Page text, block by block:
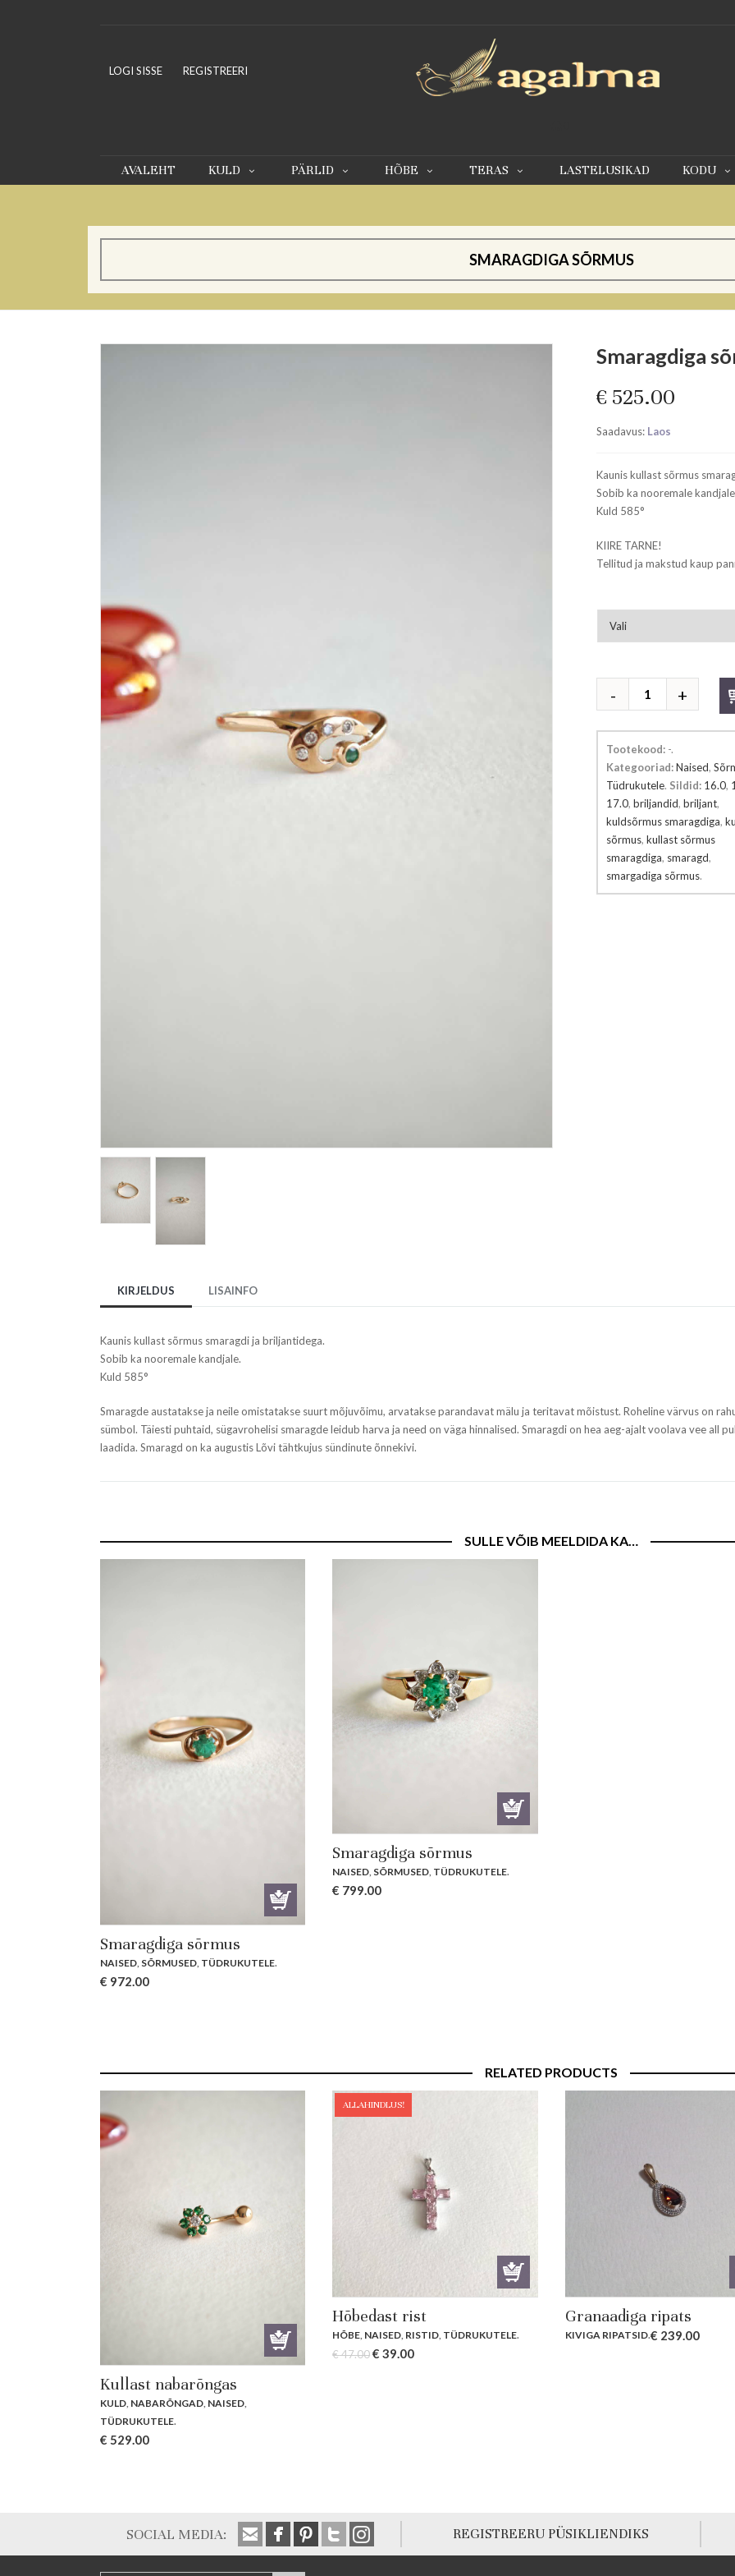
LOGI SISSE REGISTREERI
AVALEHT KULD PÄRLID HÕBE TERAS LASTELUSIKAD KODU
SMARAGDIGA SÕRMUS
Smaragdiga
€ 525.00
Saadavus: Laos
Kaunis kullast sõrmus
Sobib ka nooremale
Kuld 585°
KIIRE TARNE!
Tellitud ja makstud kaup
Tootekood: -.
Kategooriad:Naised,
Tüdrukutele. Sildid: 16.0,
17.0, briljandid, briljant,
kuldsõrmus smaragdiga,
sõrmus, kullast sõrmus
smaragdiga, smaragd,
smargadiga sõrmus.
KIRJELDUS LISAINFO
Kaunis kullast sõrmus smaragdi ja briljantidega.
Sobib ka nooremale kandjale.
Kuld 585°
Smaragde austatakse ja neile omistatakse suurt mõjuvõimu, arvatakse parandavat mälu ja teritavat mõistust. Roheline värvus on
sümbol. Täiesti puhtaid, sügavrohelisi smaragde leidub harva ja need on väga hinnalised. Smaragdi on hea aeg-ajalt voolava vee all
laadida. Smaragd on ka augustis Lõvi tähtkujus sündinute õnnekivi.
SULLE VÕIB MEELDIDA KA…
Smaragdiga sõrmus
NAISED, SÕRMUSED, TÜDRUKUTELE.
€ 972.00
Smaragdiga sõrmus
NAISED, SÕRMUSED, TÜDRUKUTELE.
€ 799.00
RELATED PRODUCTS
Kullast nabarõngas
KULD NABARÕNGAD NAISED
TÜDRUKUTELE.
€ 529.00
ALLAHINDLUS!
Hõbedast rist
HÕBE NAISED RISTID TÜDRUKUTELE.
€47.00Original
€ 39.00Current
Granaadiga ripats
KIVIGA RIPATSID.€ 239.00
SOCIAL MEDIA: REGISTREERU PÜSIKLIENDIKS